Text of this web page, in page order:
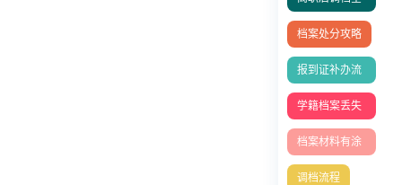
攻略
档案处分攻略
报到证补办流
程
学籍档案丢失
补办
档案材料有涂
改
调档流程